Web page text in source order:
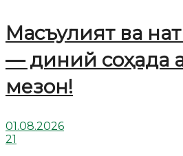
Масъулият ва
— диний соҳада
мезон!
01.08.2026
21